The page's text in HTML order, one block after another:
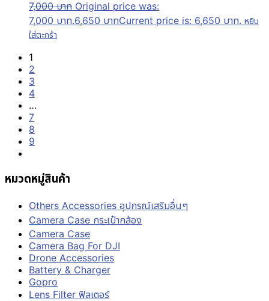
7,000บาท Original price was:
7,000 บาท.6,650 บาทCurrent price is: 6,650 บาท. หยิบ
ใส่ตะกร้า
1
2
3
4
…
7
8
9
หมวดหมู่สินค้า
Others Accessories อุปกรณ์เสริมอื่นๆ
Camera Case กระเป๋ากล้อง
Camera Case
Camera Bag For DJI
Drone Accessories
Battery & Charger
Gopro
Lens Filter ฟิลเตอร์